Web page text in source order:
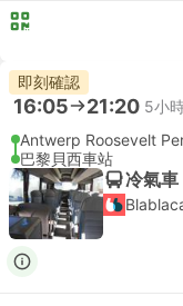
即刻確認
16:05 21:20 5小
Antwerp Roosevelt
巴黎貝西車站
冷氣